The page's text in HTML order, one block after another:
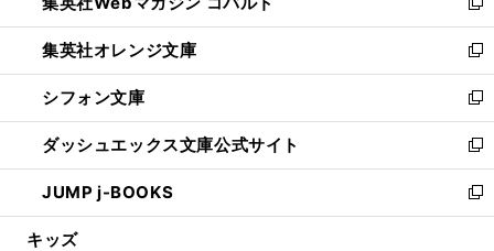
開
く
ド
ウ
で
開
く
ィ
ン
ド
ウ
で
開
く
新
し
い
ウ
ィ
ン
ド
ウ
で
開
集英社オレンジ文庫
新
し
い
ウ
ィ
ン
ド
ウ
シフォン文庫
新
し
い
ウ
ィ
ン
ダッシュエックス文庫公式サイト
新
し
い
ウ
JUMP j-BOOKS
新
し
キッズ